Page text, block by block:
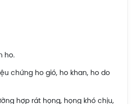
ho.
chứng ho gió, ho khan, ho do
hợp rát họng, họng khó chịu,